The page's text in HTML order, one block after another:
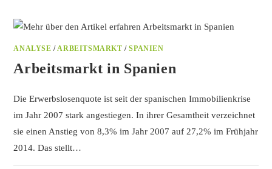
ANALYSE /ARBEITSMARKT /SPANIEN
Arbeitsmarkt in Spanien
Die Erwerbslosenquote ist seit der spanischen Immobilienkrise
im Jahr 2007 stark angestiegen. In ihrer Gesamtheit verzeichnet
sie einen Anstieg von 8,3% im Jahr 2007 auf 27,2% im Frühjahr
2014. Das stellt…